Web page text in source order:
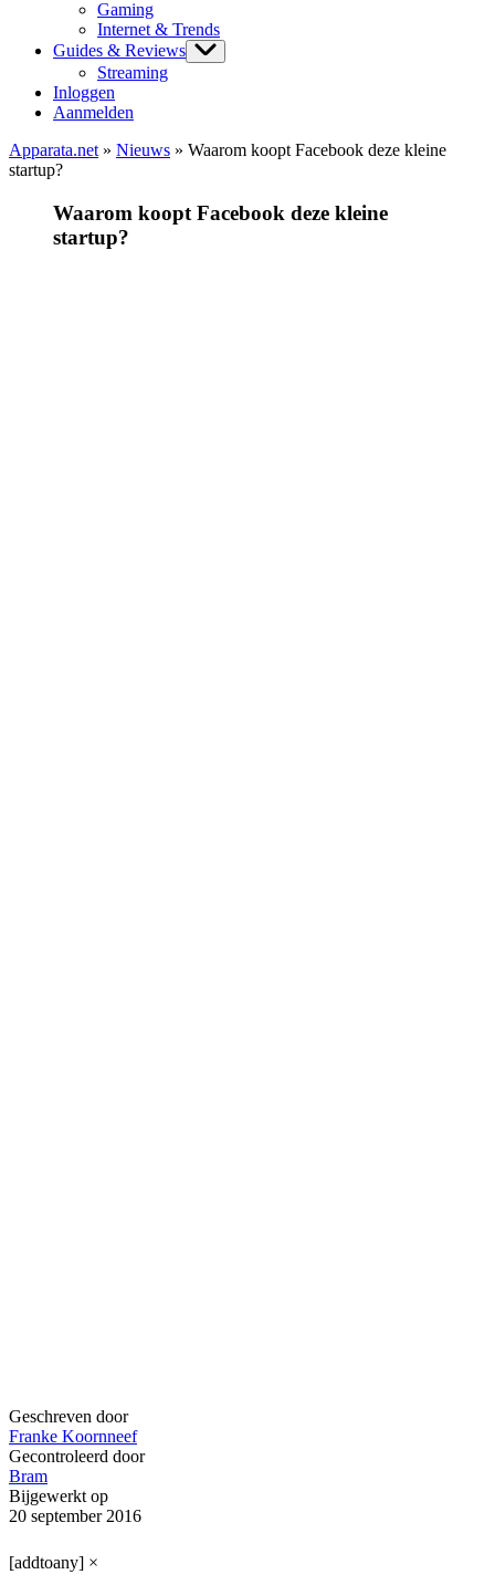
Gaming
Internet & Trends
Guides & Reviews
Streaming
Inloggen
Aanmelden
Apparata.net » Nieuws » Waarom koopt Facebook deze kleine
startup?
Waarom koopt Facebook deze kleine
startup?
Geschreven door
Franke Koornneef
Gecontroleerd door
Bram
Bijgewerkt op
20 september 2016
[addtoany] ×